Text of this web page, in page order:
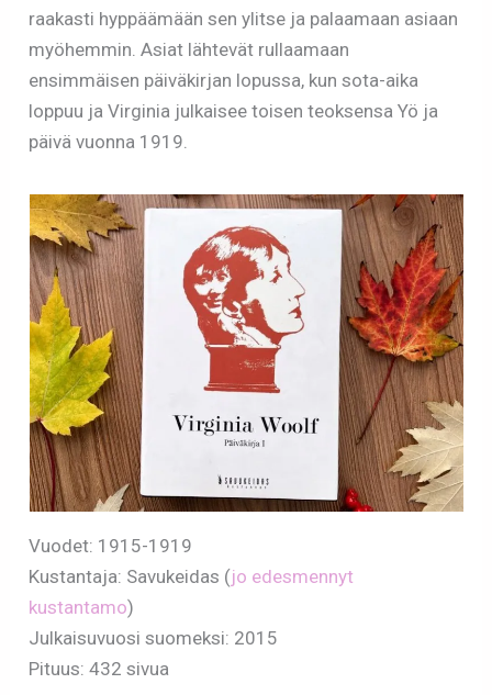
raakasti hyppäämään sen ylitse ja palaamaan asiaan
myöhemmin. Asiat lähtevät rullaamaan
ensimmäisen päiväkirjan lopussa, kun sota-aika
loppuu ja Virginia julkaisee toisen teoksensa Yö ja
päivä vuonna 1919.
Vuodet: 1915-1919
Kustantaja: Savukeidas (jo edesmennyt
kustantamo)
Julkaisuvuosi suomeksi: 2015
Pituus: 432 sivua